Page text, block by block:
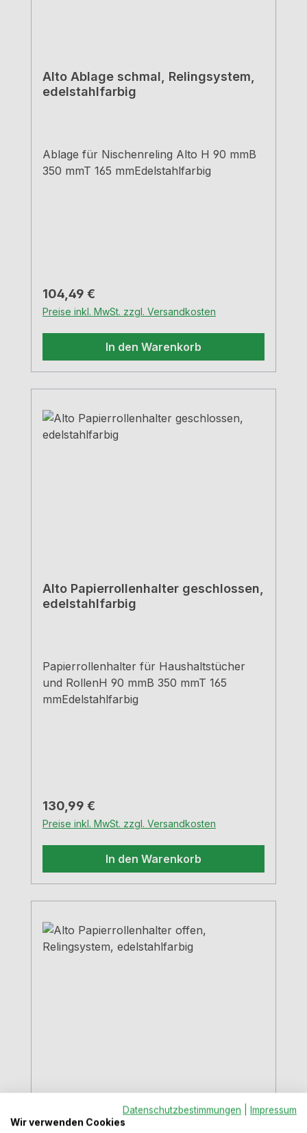
Alto Ablage schmal, Relingsystem,
edelstahlfarbig
Ablage für Nischenreling Alto H 90 mmB
350 mmT 165 mmEdelstahlfarbig
Regulärer Preis:
104,49 €
Preise inkl. MwSt. zzgl. Versandkosten
In den Warenkorb
Alto Papierrollenhalter geschlossen,
edelstahlfarbig
Papierrollenhalter für Haushaltstücher
und RollenH 90 mmB 350 mmT 165
mmEdelstahlfarbig
Regulärer Preis:
130,99 €
Preise inkl. MwSt. zzgl. Versandkosten
In den Warenkorb
Relingsystem, edelstahlfarbig
Datenschutzbestimmungen
Impressum
Wir verwenden Cookies